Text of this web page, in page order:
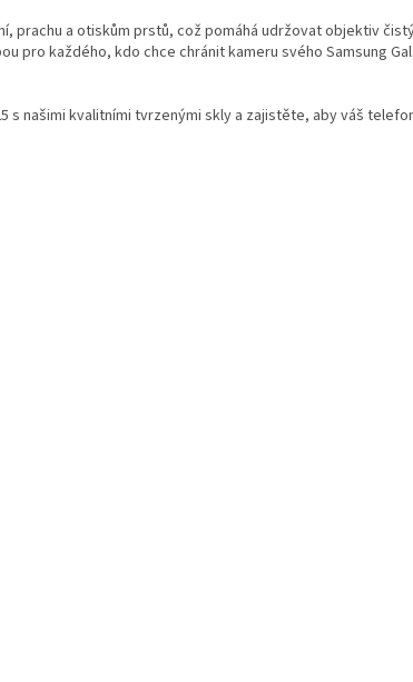
prachu a otiskům prstů, což pomáhá udržovat objektiv
pro každého, kdo chce chránit kameru svého Samsung
s našimi kvalitními tvrzenými skly a zajistěte, aby váš